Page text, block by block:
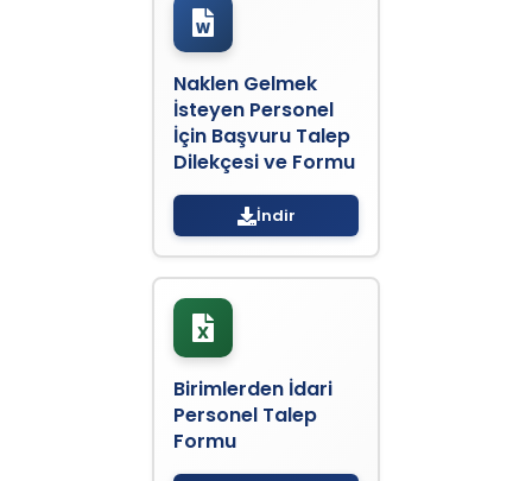
Naklen Gelmek
İsteyen Personel
İçin Başvuru Talep
Dilekçesi ve Formu
İndir
Birimlerden İdari
Personel Talep
Formu